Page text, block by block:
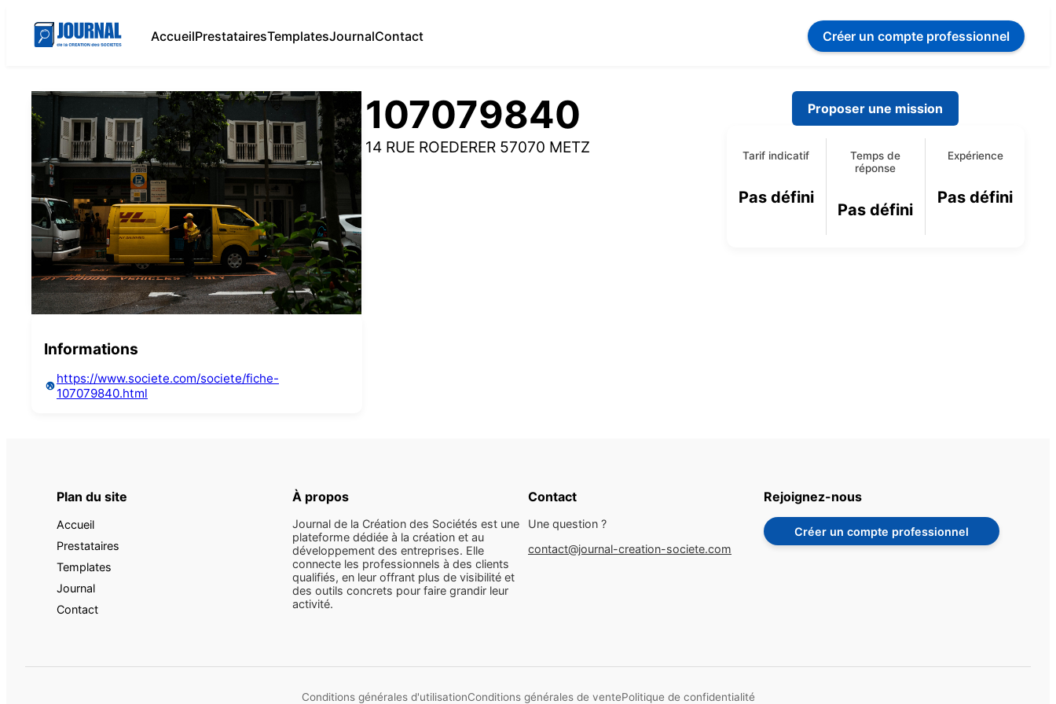
AccueilPrestatairesTemplatesJournalContact Créer un compte professionnel
107079840
14 RUE ROEDERER 57070 METZ
Proposer une mission
Tarif indicatif
Pas défini
Temps de
réponse
Pas défini
Expérience
Pas défini
Informations
https://www.societe.com/societe/fiche-
107079840.html
Plan du site
Accueil
Prestataires
Templates
Journal
Contact
À propos
Journal de la Création des Sociétés est une
plateforme dédiée à la création et au
développement des entreprises. Elle
connecte les professionnels à des clients
qualifiés, en leur offrant plus de visibilité et
des outils concrets pour faire grandir leur
activité.
Contact
Une question ?
contact@journal-creation-societe.com
Rejoignez-nous
Créer un compte professionnel
Conditions générales d'utilisationConditions générales de ventePolitique de confidentialité